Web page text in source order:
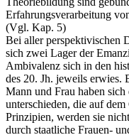
Erfahrungsverarbeitung
(Vgl. Kap. 5)
Bei aller perspektivischen
sich zwei Lager der
Ambivalenz sich in den
des 20. Jh. jeweils erwies.
Mann und Frau haben
unterschieden, die auf
Prinzipien, werden sie
durch staatliche Frauen-